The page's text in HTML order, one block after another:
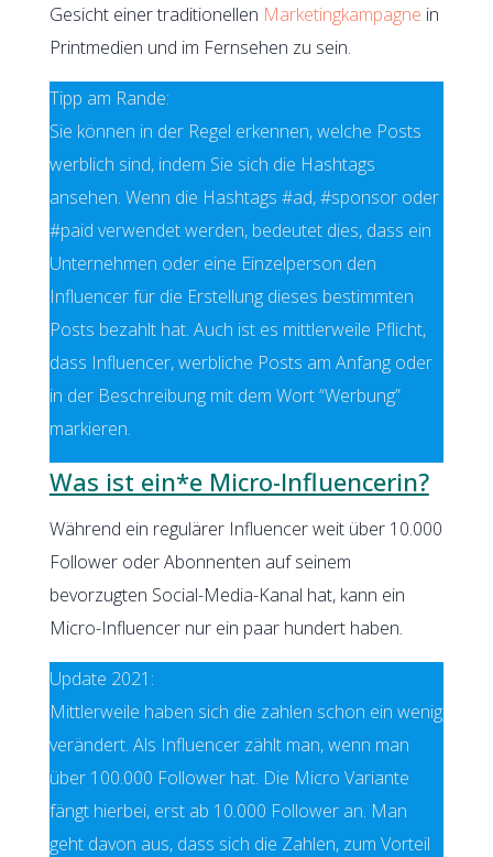
Gesicht einer traditionellen Marketingkampagne in
Printmedien und im Fernsehen zu sein.
Tipp am Rande:
Sie können in der Regel erkennen, welche Posts
werblich sind, indem Sie sich die Hashtags
ansehen. Wenn die Hashtags #ad, #sponsor oder
#paid verwendet werden, bedeutet dies, dass ein
Unternehmen oder eine Einzelperson den
Influencer für die Erstellung dieses bestimmten
Posts bezahlt hat. Auch ist es mittlerweile Pflicht,
dass Influencer, werbliche Posts am Anfang oder
in der Beschreibung mit dem Wort “Werbung”
markieren.
Was ist ein*e Micro-Influencerin?
Während ein regulärer Influencer weit über 10.000
Follower oder Abonnenten auf seinem
bevorzugten Social-Media-Kanal hat, kann ein
Micro-Influencer nur ein paar hundert haben.
Update 2021:
Mittlerweile haben sich die zahlen schon ein wenig
verändert. Als Influencer zählt man, wenn man
über 100.000 Follower hat. Die Micro Variante
fängt hierbei, erst ab 10.000 Follower an. Man
geht davon aus, dass sich die Zahlen, zum Vorteil